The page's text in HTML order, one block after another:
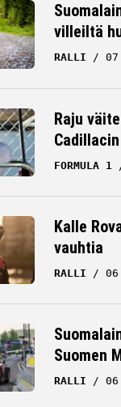
villeiltä
RALLI
Raju
FORMULA 1
Kalle
vauhtia
RALLI
Suomen
RALLI